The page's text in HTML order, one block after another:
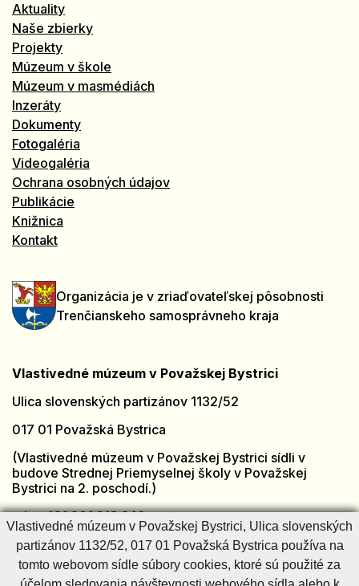
Aktuality
Naše zbierky
Projekty
Múzeum v škole
Múzeum v masmédiách
Inzeráty
Dokumenty
Fotogaléria
Videogaléria
Ochrana osobných údajov
Publikácie
Knižnica
Kontakt
Organizácia je v zriaďovateľskej pôsobnosti
Trenčianskeho samosprávneho kraja
Vlastivedné múzeum v Považskej Bystrici
Ulica slovenských partizánov 1132/52
017 01 Považská Bystrica
(Vlastivedné múzeum v Považskej Bystrici sídli v
budove Strednej Priemyselnej školy v Považskej
Bystrici na 2. poschodí.)
tel.: +421 901 918 846
e-mail:muzeumpb@muzeumpb.sk
Otvorené: [PO - PI]7:00 – 15:00
Zatvorené: [SO - NE] a sviatky
Vlastivedné múzeum v Považskej Bystrici, Ulica slovenských
partizánov 1132/52, 017 01 Považská Bystrica používa na
tomto webovom sídle súbory cookies, ktoré sú použité za